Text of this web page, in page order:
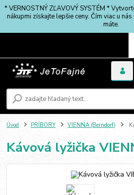
* VERNOSTNÝ ZĽAVOVÝ SYSTÉM *
nákupmi získajte lepšie ceny. Čím viac u
máte.
Úvod PRÍBORY VIENNA (Berndorf)
Kávová lyžička